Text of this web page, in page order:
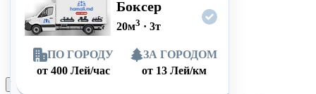
Боксер
20м3 · 3т
ПО ГОРОДУ
от 400 Лей/час
ЗА ГОРОДОМ
от 13 Лей/км
Оформить заказ